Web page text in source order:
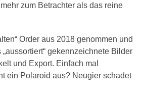
zum Betrachter als das reine
Order aus 2018 genommen und
gekennzeichnete Bilder
und Export. Einfach mal
ein Polaroid aus? Neugier schadet